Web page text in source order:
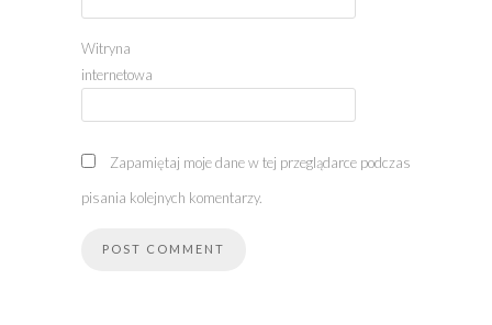
Witryna
internetowa
Zapamiętaj moje dane w tej przeglądarce podczas
pisania kolejnych komentarzy.